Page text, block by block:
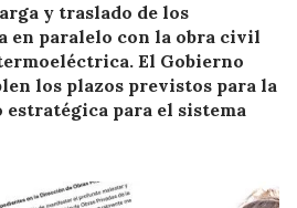
y traslado de los
en paralelo con la obra civil
El Gobierno
los plazos previstos para la
estratégica para el sistema